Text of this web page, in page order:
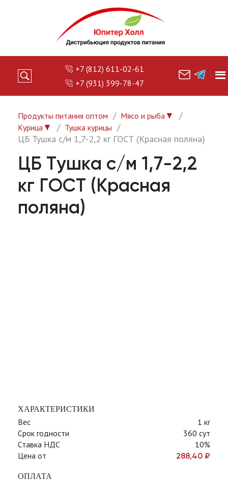
+7 (812) 611-02-61
+7 (931) 399-78-47
Продукты питания оптом Мясо и рыба▼
Курица▼ Тушка курицы
ЦБ Тушка с/м 1,7-2,2 кг ГОСТ (Красная поляна)
ЦБ Тушка с/м 1,7-2,2
кг ГОСТ (Красная
поляна)
ХАРАКТЕРИСТИКИ
Вес
1 кг
Срок годности
360 сут
Ставка НДС
10%
Цена от
288,40 ₽
ОПЛАТА